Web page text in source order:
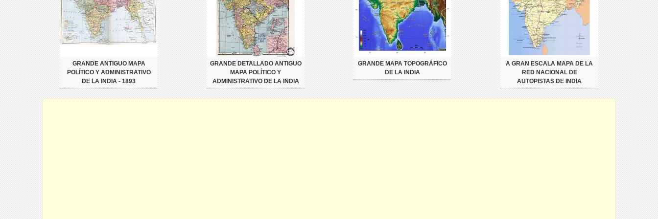
GRANDE ANTIGUO MAPA
POLÍTICO Y ADMINISTRATIVO
DE LA INDIA - 1893
GRANDE DETALLADO ANTIGUO
MAPA POLÍTICO Y
ADMINISTRATIVO DE LA INDIA
GRANDE MAPA TOPOGRÁFICO
DE LA INDIA
A GRAN ESCALA MAPA DE LA
RED NACIONAL DE
AUTOPISTAS DE INDIA